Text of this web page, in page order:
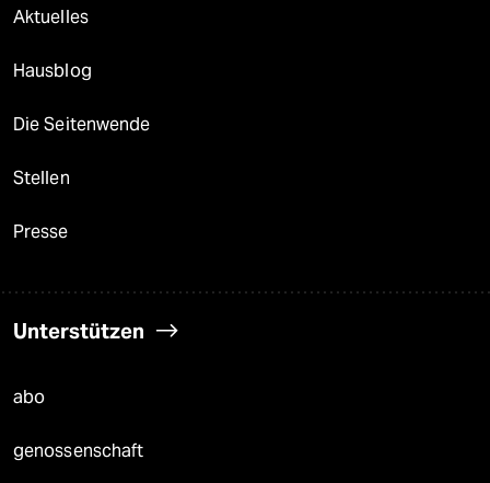
Aktuelles
Hausblog
Die Seitenwende
Stellen
Presse
Unterstützen
abo
genossenschaft